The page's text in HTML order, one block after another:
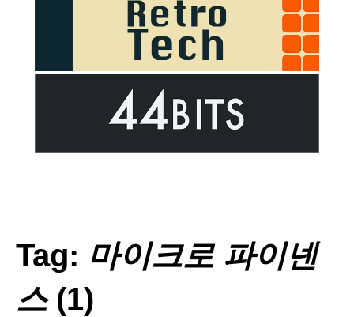
Tag: 마이크로 파이넨
스(1)